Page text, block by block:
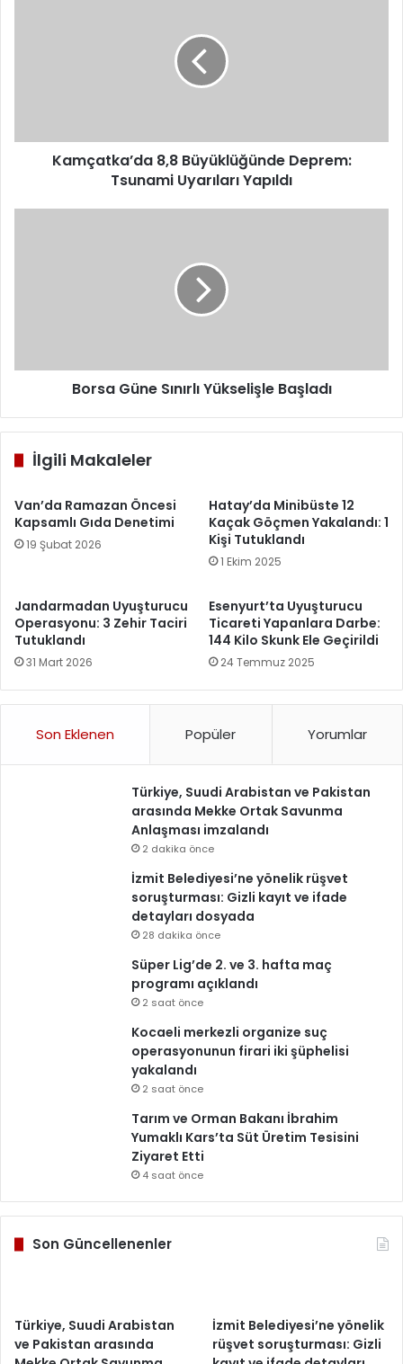
Kamçatka’da 8,8 Büyüklüğünde Deprem:
Tsunami Uyarıları Yapıldı
Borsa Güne Sınırlı Yükselişle Başladı
İlgili Makaleler
Van’da Ramazan Öncesi
Kapsamlı Gıda Denetimi
19 Şubat 2026
Hatay’da Minibüste 12
Kaçak Göçmen Yakalandı: 1
Kişi Tutuklandı
1 Ekim 2025
Jandarmadan Uyuşturucu
Operasyonu: 3 Zehir Taciri
Tutuklandı
31 Mart 2026
Esenyurt’ta Uyuşturucu
Ticareti Yapanlara Darbe:
144 Kilo Skunk Ele Geçirildi
24 Temmuz 2025
Son Eklenen Popüler Yorumlar
Türkiye, Suudi Arabistan ve Pakistan
arasında Mekke Ortak Savunma
Anlaşması imzalandı
2 dakika önce
İzmit Belediyesi’ne yönelik rüşvet
soruşturması: Gizli kayıt ve ifade
detayları dosyada
28 dakika önce
Süper Lig’de 2. ve 3. hafta maç
programı açıklandı
2 saat önce
Kocaeli merkezli organize suç
operasyonunun firari iki şüphelisi
yakalandı
2 saat önce
Tarım ve Orman Bakanı İbrahim
Yumaklı Kars’ta Süt Üretim Tesisini
Ziyaret Etti
4 saat önce
Son Güncellenenler
Türkiye, Suudi Arabistan
ve Pakistan arasında
İzmit Belediyesi’ne yönelik
rüşvet soruşturması: Gizli